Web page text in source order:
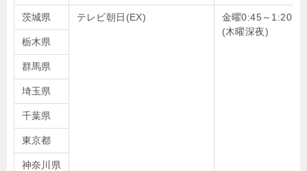
茨城県 テレビ朝日(EX)
金曜0:45～1:20
(木曜深夜)
栃木県
群馬県
埼玉県
千葉県
東京都
神奈川県